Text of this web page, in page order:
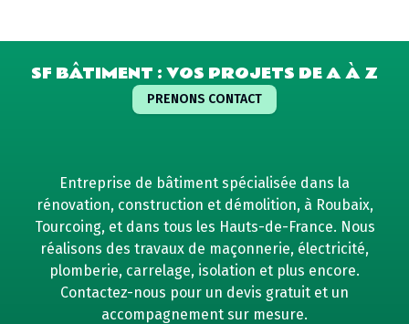
SF BÂTIMENT : VOS PROJETS DE A À Z
PRENONS CONTACT
Entreprise de bâtiment spécialisée dans la
rénovation, construction et démolition, à Roubaix,
Tourcoing, et dans tous les Hauts-de-France. Nous
réalisons des travaux de maçonnerie, électricité,
plomberie, carrelage, isolation et plus encore.
Contactez-nous pour un devis gratuit et un
accompagnement sur mesure.